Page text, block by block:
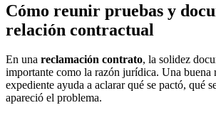
Cómo reunir pruebas y
relación contractual
En una reclamación contrato, la solidez
importante como la razón jurídica. Una buena
expediente ayuda a aclarar qué se pactó, qué
apareció el problema.